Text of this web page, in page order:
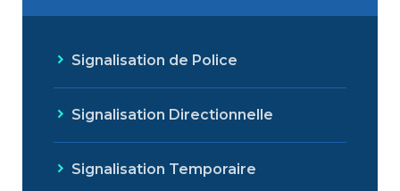
Signalisation de Police
Signalisation Directionnelle
Signalisation Temporaire